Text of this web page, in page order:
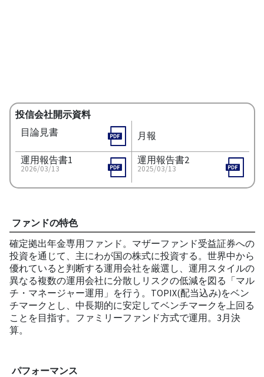
投信会社開示資料
目論見書
月報
運用報告書1
2026/03/13
運用報告書2
2025/03/13
ファンドの特色
確定拠出年金専用ファンド。マザーファンド受益証券への
投資を通じて、主にわが国の株式に投資する。世界中から
優れていると判断する運用会社を厳選し、運用スタイルの
異なる複数の運用会社に分散しリスクの低減を図る「マル
チ・マネージャー運用」を行う。TOPIX(配当込み)をベン
チマークとし、中長期的に安定してベンチマークを上回る
ことを目指す。ファミリーファンド方式で運用。3月決
算。
パフォーマンス